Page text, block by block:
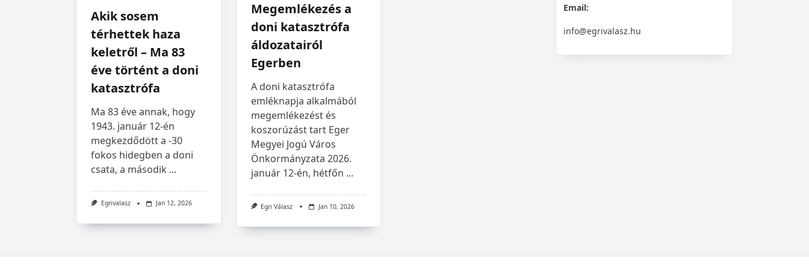
Akik sosem
térhettek haza
keletről – Ma 83
éve történt a doni
katasztrófa
Ma 83 éve annak, hogy
1943. január 12-én
megkezdődött a -30
fokos hidegben a doni
csata, a második ...
Egrivalasz Jan 12, 2026
Megemlékezés a
doni katasztrófa
áldozatairól
Egerben
A doni katasztrófa
emléknapja alkalmából
megemlékezést és
koszorúzást tart Eger
Megyei Jogú Város
Önkormányzata 2026.
január 12-én, hétfőn ...
Egri Válasz Jan 10, 2026
Email:
info@egrivalasz.hu